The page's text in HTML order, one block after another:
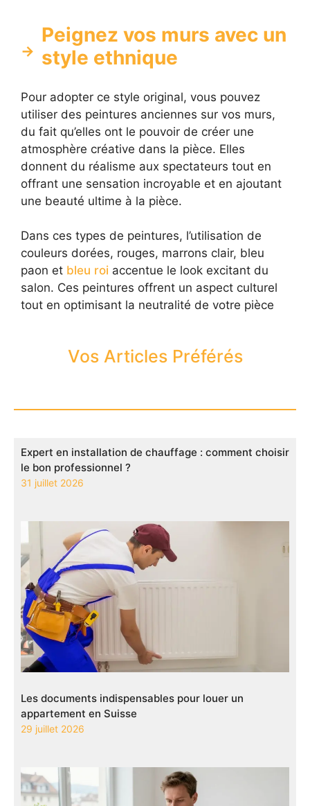
Peignez vos murs avec un
style ethnique
Pour adopter ce style original, vous pouvez
utiliser des peintures anciennes sur vos murs,
du fait qu’elles ont le pouvoir de créer une
atmosphère créative dans la pièce. Elles
donnent du réalisme aux spectateurs tout en
offrant une sensation incroyable et en ajoutant
une beauté ultime à la pièce.
Dans ces types de peintures, l’utilisation de
couleurs dorées, rouges, marrons clair, bleu
paon et bleu roi accentue le look excitant du
salon. Ces peintures offrent un aspect culturel
tout en optimisant la neutralité de votre pièce
Vos Articles Préférés
Expert en installation de chauffage : comment choisir
le bon professionnel ?
31 juillet 2026
Les documents indispensables pour louer un
appartement en Suisse
29 juillet 2026